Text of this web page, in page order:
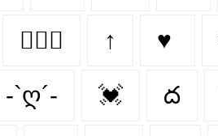
👩‍❤️‍👨 ↑ ♥
-`ღ´- 💓 ద